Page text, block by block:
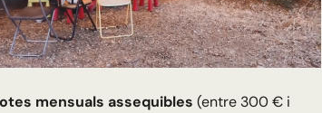
mensuals assequibles (entre 300 € i